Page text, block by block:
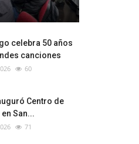
celebra 50 años
canciones
60
Centro de
San...
71